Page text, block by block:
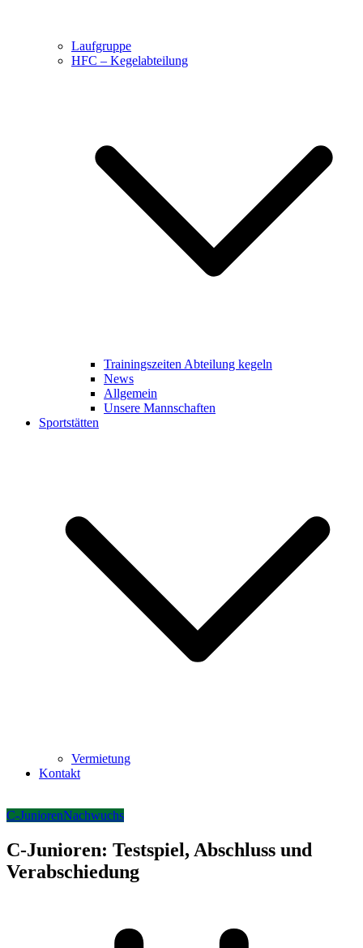
Laufgruppe
HFC – Kegelabteilung
Trainingszeiten Abteilung kegeln
News
Allgemein
Unsere Mannschaften
Sportstätten
Vermietung
Kontakt
C-JuniorenNachwuchs
C-Junioren: Testspiel, Abschluss und
Verabschiedung